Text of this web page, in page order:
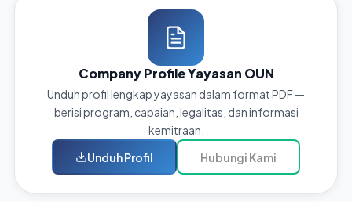
Company Profile Yayasan OUN
Unduh profil lengkap yayasan dalam format PDF —
berisi program, capaian, legalitas, dan informasi
kemitraan.
Unduh Profil
Hubungi Kami